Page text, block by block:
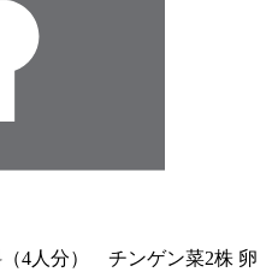
4人分） チンゲン菜2株 卵